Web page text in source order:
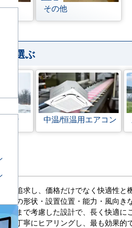
その他
を選ぶ
コン 中温/恒温用エアコン
を追求し、価格だけでなく快適性と
機の形状・設置位置・能力・風向き
性まで考慮した設計で、長く快適に
を丁寧にヒアリングし、最も効果的